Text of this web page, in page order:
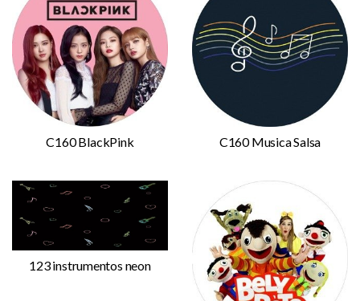
C160 BlackPink C160 Musica Salsa
123 instrumentos neon